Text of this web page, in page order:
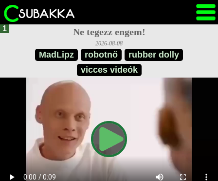
1 Ne tegezz engem!
2026-08-08
MadLipz robotnő
rubber dolly
vicces videók